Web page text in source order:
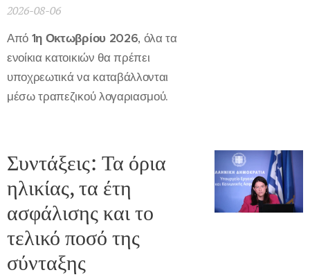
2026-08-06
Από 1η Οκτωβρίου 2026, όλα τα
ενοίκια κατοικιών θα πρέπει
υποχρεωτικά να καταβάλλονται
μέσω τραπεζικού λογαριασμού.
Συντάξεις: Τα όρια
ηλικίας, τα έτη
ασφάλισης και το
τελικό ποσό της
σύνταξης